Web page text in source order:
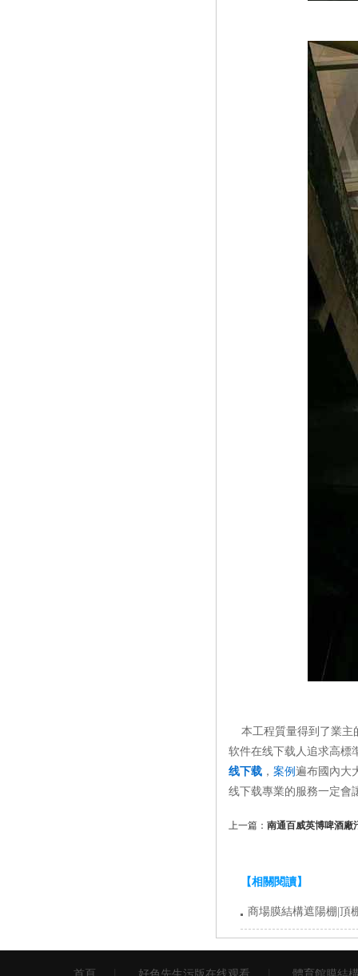
本工程質量得到了業主的
软件在线下载人追求高標
线下载 ， 案例 遍布國內大
线下载專業的服務一定會讓
上一篇： 南通百威英博啤酒廠
【相關閱讀】
商場膜結構遮陽棚|頂